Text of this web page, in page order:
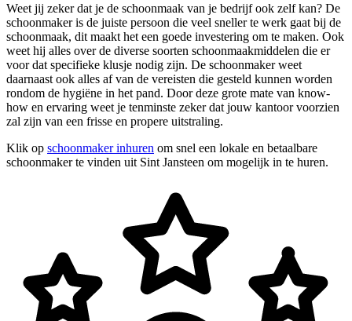
Weet jij zeker dat je de schoonmaak van je bedrijf ook zelf kan? De
schoonmaker is de juiste persoon die veel sneller te werk gaat bij de
schoonmaak, dit maakt het een goede investering om te maken. Ook
weet hij alles over de diverse soorten schoonmaakmiddelen die er
voor dat specifieke klusje nodig zijn. De schoonmaker weet
daarnaast ook alles af van de vereisten die gesteld kunnen worden
rondom de hygiëne in het pand. Door deze grote mate van know-
how en ervaring weet je tenminste zeker dat jouw kantoor voorzien
zal zijn van een frisse en propere uitstraling.
Klik op schoonmaker inhuren om snel een lokale en betaalbare
schoonmaker te vinden uit Sint Jansteen om mogelijk in te huren.